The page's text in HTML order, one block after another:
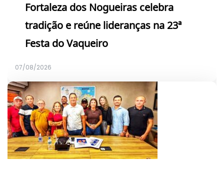
Fortaleza dos Nogueiras celebra
tradição e reúne lideranças na 23ª
Festa do Vaqueiro
07/08/2026